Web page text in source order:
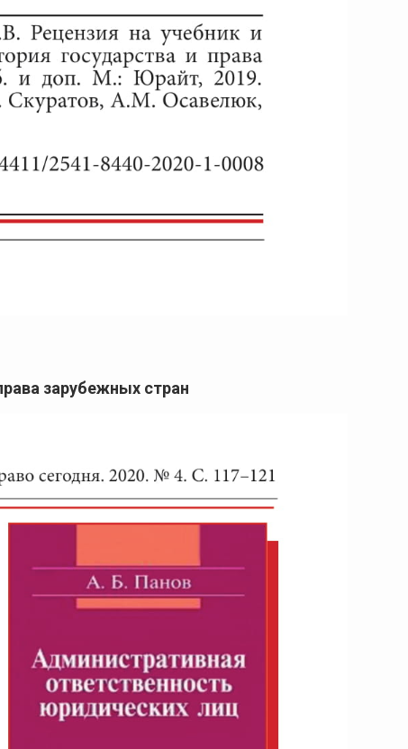
зарубежных стран